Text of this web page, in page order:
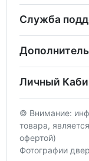
Служба
Личный
© Внимание:
товара,
офертой)
Фотографии